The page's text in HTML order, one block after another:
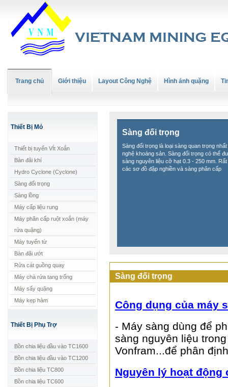
Trang chủ Giới thiệu Layout Công Nghệ Hình ảnh quặng
Thiết Bị Mỏ
Thiết bị tuyển VÍt Xoắn
Bàn đãi khí
Hydro Cyclone (Cyclone)
Sàng đối trọng
Sàng lồng
Máy cấp liệu rung
Máy phân cấp ruột xoắn (máy
rửa quặng)
Máy tuyển từ
Bàn đãi ướt
Rửa cát guồng quay
Máy chà rửa tang trống
Máy sấy quặng
Máy kẹp hàm
Thiết Bị Phụ Trợ
Bồn chia liệu đầu vào TC1600
Bồn chia liệu đầu vào TC1200
Bồn chia liệu TC800
Bồn chia liệu TC600
Sàng đối trọng
Sàng đối trọng là loại sàng quan trọng
nghệ khoáng sản. Sàng đối trọng có thể
sàng nguyên liệu cỡ hạt 0.3 - 250 mm.
các sơ đồ đập nghiền và sàng phân cấp
Sàng đối trọng
Công dụng của máy
- Máy sàng dùng để
sàng nguyên liệu
Vonfram...để phân
Nguyên lý hoạt động